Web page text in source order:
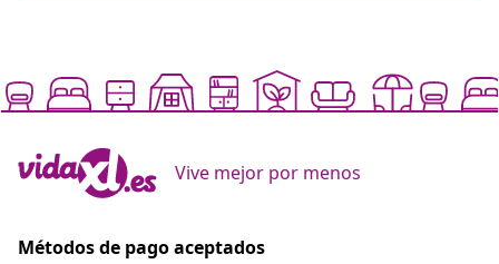
Vive mejor por menos
Métodos de pago aceptados